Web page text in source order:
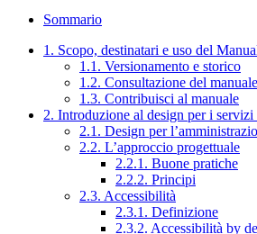
Sommario
1. Scopo, destinatari e uso del
1.1. Versionamento e storico
1.2. Consultazione del manuale
1.3. Contribuisci al manuale
2. Introduzione al design per i
2.1. Design per
2.2. L’approccio progettuale
2.2.1. Buone pratiche
2.2.2. Principi
2.3. Accessibilità
2.3.1. Definizione
2.3.2. Accessibilità by